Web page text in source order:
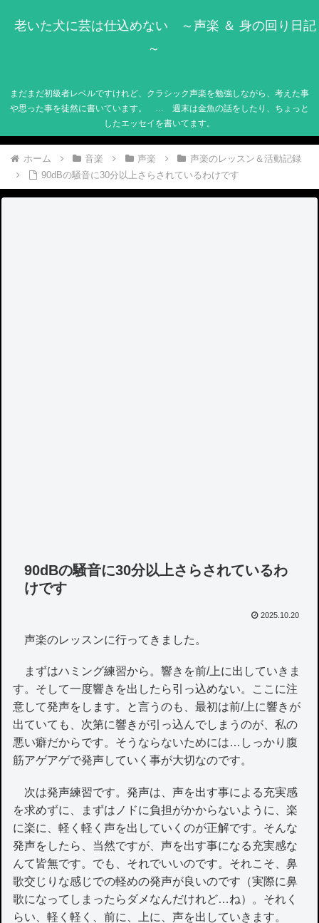
老いた犬に芸は仕込めない ～声楽 ＆ 身の回り日記
～
まだまだ初級者レベルですけれど、クラシック声楽を勉強しながら、考えた事
や思った事を徒然に書いています。 … 週末は金魚の話をしたり、ちょっと
したエッセイを書いてます。
ホーム 音楽 声楽
声楽のレッスン＆活動記録
90dBの騒音に30分以上さらされているわけです
90dBの騒音に30分以上さらされているわ
けです
2025.10.20
声楽のレッスンに行ってきました。
まずはハミング練習から。響きを前/上に出していきま
す。そして一度響きを出したら引っ込めない。ここに注
意して発声をします。と言うのも、最初は前/上に響きが
出ていても、次第に響きが引っ込んでしまうのが、私の
悪い癖だからです。そうならないためには…しっかり腹
筋アゲアゲで発声していく事が大切なのです。
次は発声練習です。発声は、声を出す事による充実感
を求めずに、まずはノドに負担がかからないように、楽
に楽に、軽く軽く声を出していくのが正解です。そんな
発声をしたら、当然ですが、声を出す事になる充実感な
んて皆無です。でも、それでいいのです。それこそ、鼻
歌交じりな感じでの軽めの発声が良いのです（実際に鼻
歌になってしまったらダメなんだけれど…ね）。それく
らい、軽く軽く、前に、上に、声を出していきます。